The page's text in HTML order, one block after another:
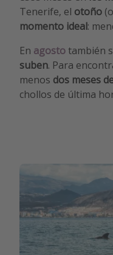
Tenerife, el otoño
momento ideal:
En agosto también
suben. Para
menos dos meses
chollos de última